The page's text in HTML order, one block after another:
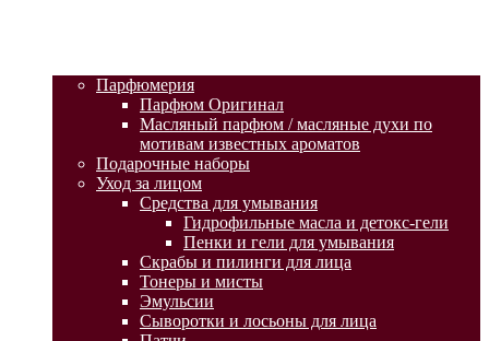
Парфюмерия
Парфюм Оригинал
Масляный парфюм / масляные духи по
мотивам известных ароматов
Подарочные наборы
Уход за лицом
Средства для умывания
Гидрофильные масла и детокс-гели
Пенки и гели для умывания
Скрабы и пилинги для лица
Тонеры и мисты
Эмульсии
Сыворотки и лосьоны для лица